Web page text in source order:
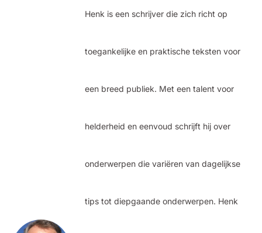
Henk is een schrijver die zich richt op
toegankelijke en praktische teksten voor
een breed publiek. Met een talent voor
helderheid en eenvoud schrijft hij over
onderwerpen die variëren van dagelijkse
tips tot diepgaande onderwerpen. Henk